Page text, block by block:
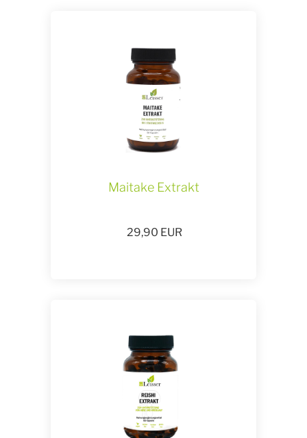
Maitake Extrakt
29,90 EUR